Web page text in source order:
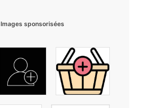
Images sponsorisées